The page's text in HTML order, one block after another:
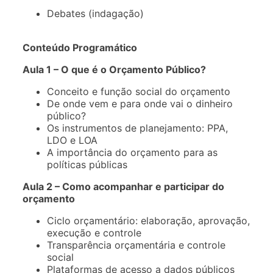
Debates (indagação)
Conteúdo Programático
Aula 1 – O que é o Orçamento Público?
Conceito e função social do orçamento
De onde vem e para onde vai o dinheiro
público?
Os instrumentos de planejamento: PPA,
LDO e LOA
A importância do orçamento para as
políticas públicas
Aula 2 – Como acompanhar e participar do
orçamento
Ciclo orçamentário: elaboração, aprovação,
execução e controle
Transparência orçamentária e controle
social
Plataformas de acesso a dados públicos